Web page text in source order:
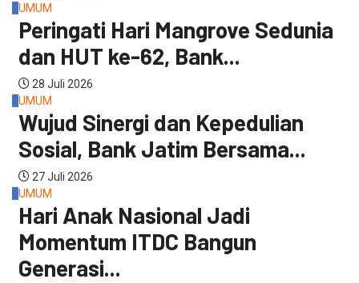
UMUM
Peringati Hari Mangrove Sedunia
dan HUT ke-62, Bank...
28 Juli 2026
UMUM
Wujud Sinergi dan Kepedulian
Sosial, Bank Jatim Bersama...
27 Juli 2026
UMUM
Hari Anak Nasional Jadi
Momentum ITDC Bangun
Generasi...